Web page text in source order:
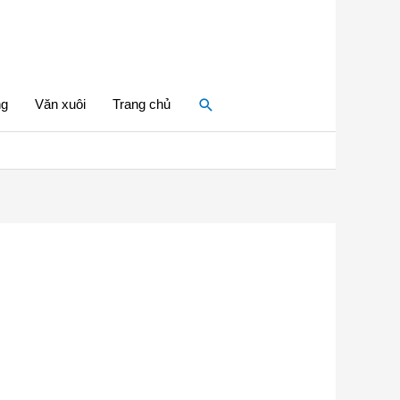
Văn xuôi Trang chủ
Tìm